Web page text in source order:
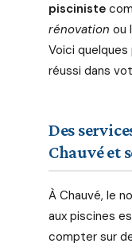
pisciniste
rénovation ou
Voici
réussi dans
Des
Chauvé et
À Chauvé, le
aux piscines
compter sur